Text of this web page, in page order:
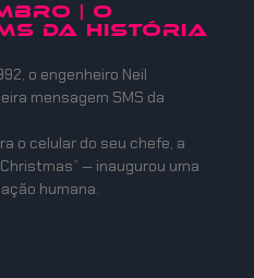
| O
DA HISTÓRIA
o engenheiro Neil
mensagem SMS da
o celular do seu chefe, a
— inaugurou uma
humana.